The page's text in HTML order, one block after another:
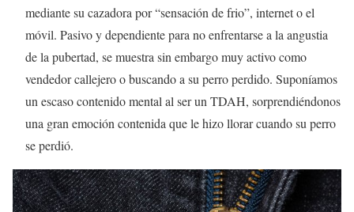
mediante su cazadora por “sensación de frio”, internet o el
móvil. Pasivo y dependiente para no enfrentarse a la angustia
de la pubertad, se muestra sin embargo muy activo como
vendedor callejero o buscando a su perro perdido. Suponíamos
un escaso contenido mental al ser un TDAH, sorprendiéndonos
una gran emoción contenida que le hizo llorar cuando su perro
se perdió.